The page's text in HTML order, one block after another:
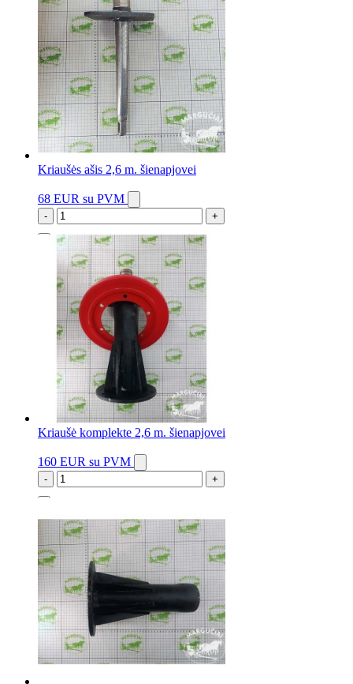
Kriaušės ašis 2,6 m. šienapjovei
68 EUR su PVM
- +
2 vnt.
Kriaušė komplekte 2,6 m. šienapjovei
160 EUR su PVM
- +